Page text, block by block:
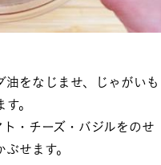
をなじませ、じゃがいも
。
ト・チーズ・バジルをのせ
せます。